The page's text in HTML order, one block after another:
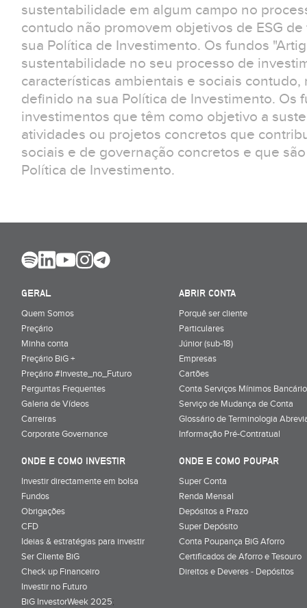
sustentabilidade em algum campo no
contudo não promovem objetivos de ESG
sua Política de Investimento. Os fundos
sustentabilidade no seu processo de
características ambientais e sociais
definido na sua Política de Investimento. Os
investimentos que têm como objetivo a
atividades ou projetos concretos que
sociais e de governação concretos e que
Política de Investimento.
GERAL
Quem Somos
Preçário
Minha conta
Preçário BiG +
Preçário #Investe_no_Futuro
Perguntas Frequentes
Galeria de Vídeos
Carreiras
Corporate Governance
ABRIR CONTA
Porquê ser cliente
Particulares
Júnior (sub-18)
Empresas
Cartões
Conta Serviços Mínimos
Serviço de Mudança de Conta
Glossário de Terminologia
Informação Pré-Contratual
ONDE E COMO INVESTIR
Investir directamente em bolsa
Fundos
Obrigações
CFD
Ideias & estratégias para investir
Ser Cliente BiG
Check up Financeiro
Investir no Futuro
BiG InvestorWeek 2025;
ONDE E COMO POUPAR
Super Conta
Renda Mensal
Depósitos a Prazo
Super Depósito
Conta Poupança BiG Aforro
Certificados de Aforro e Tesouro
Direitos e Deveres - Depósitos